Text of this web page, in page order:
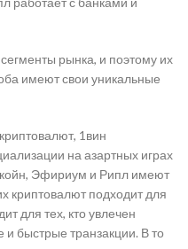
рынка, и поэтому их
имеют свои уникальные
1вин
на азартных играх
Эфириум и Рипл имеют
криптовалют подходит для
для тех, кто увлечен
быстрые транзакции. В то